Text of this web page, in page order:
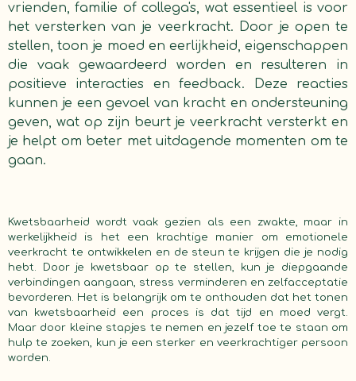
vrienden, familie of collega's, wat essentieel is voor
het versterken van je veerkracht. Door je open te
stellen, toon je moed en eerlijkheid, eigenschappen
die vaak gewaardeerd worden en resulteren in
positieve interacties en feedback. Deze reacties
kunnen je een gevoel van kracht en ondersteuning
geven, wat op zijn beurt je veerkracht versterkt en
je helpt om beter met uitdagende momenten om te
gaan.
Kwetsbaarheid wordt vaak gezien als een zwakte, maar in
werkelijkheid is het een krachtige manier om emotionele
veerkracht te ontwikkelen en de steun te krijgen die je nodig
hebt. Door je kwetsbaar op te stellen, kun je diepgaande
verbindingen aangaan, stress verminderen en zelfacceptatie
bevorderen. Het is belangrijk om te onthouden dat het tonen
van kwetsbaarheid een proces is dat tijd en moed vergt.
Maar door kleine stapjes te nemen en jezelf toe te staan om
hulp te zoeken, kun je een sterker en veerkrachtiger persoon
worden.